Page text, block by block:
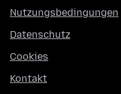
Nutzungsbedingungen
Datenschutz
Cookies
Kontakt